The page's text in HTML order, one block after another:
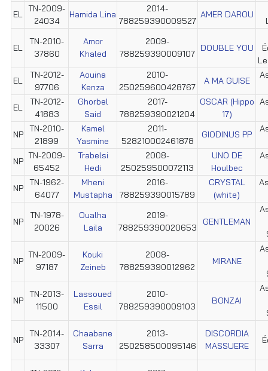
EL
TN-2009-
24034
Hamida Lina
2014-
788259390009527
AMER DAROU
EL
TN-2010-
37860
Amor
Khaled
2009-
788259390009107
DOUBLE YOU
EL
TN-2012-
97706
Aouina
Kenza
2010-
250259600428767
A MA GUISE
EL
TN-2012-
41883
Ghorbel
Said
2017-
788259390021204
OSCAR (Hippo
17)
NP
TN-2010-
21899
Kamel
Yasmine
2011-
528210002461878
GIODINUS PP
NP
TN-2009-
65452
Trabelsi
Hedi
2008-
250259500072113
UNO DE
Houlbec
NP
TN-1962-
64077
Mheni
Mustapha
2016-
788259390015789
CRYSTAL
(white)
NP
TN-1978-
20026
Oualha
Laila
2019-
788259390020653
GENTLEMAN
NP
TN-2009-
97187
Kouki
Zeineb
2008-
788259390012962
MIRANE
NP
TN-2013-
11500
Lassoued
Essil
2010-
788259390009103
BONZAI
NP
TN-2014-
33307
Chaabane
Sarra
2013-
250258500095146
DISCORDIA
MASSUERE